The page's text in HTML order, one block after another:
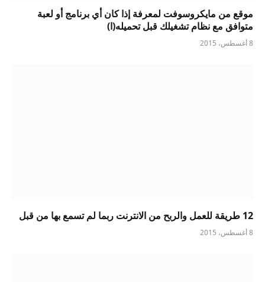
موقع من مايكروسوفت لمعرفة إذا كان أي برنامج أو لعبة
متوافق مع نظام تشغيلك قبل تحميله(ا)
8 أغسطس، 2015
12 طريقة للعمل والربح من الانترنت ربما لم تسمع بها من قبل
8 أغسطس، 2015